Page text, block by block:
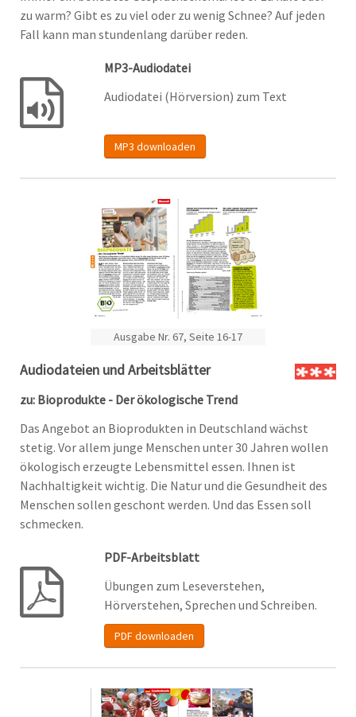
zu warm? Gibt es zu viel oder zu wenig Schnee? Auf jeden
Fall kann man stundenlang darüber reden.
MP3-Audiodatei
Audiodatei (Hörversion) zum Text
MP3 downloaden
Ausgabe Nr. 67, Seite 16-17
Audiodateien und Arbeitsblätter
zu: Bioprodukte - Der ökologische Trend
Das Angebot an Bioprodukten in Deutschland wächst
stetig. Vor allem junge Menschen unter 30 Jahren wollen
ökologisch erzeugte Lebensmittel essen. Ihnen ist
Nachhaltigkeit wichtig. Die Natur und die Gesundheit des
Menschen sollen geschont werden. Und das Essen soll
schmecken.
PDF-Arbeitsblatt
Übungen zum Leseverstehen,
Hörverstehen, Sprechen und Schreiben.
PDF downloaden